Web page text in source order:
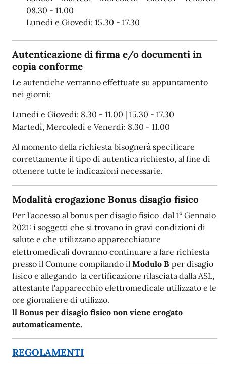
08.30 - 11.00
Lunedì e Giovedì: 15.30 - 17.30
Autenticazione di firma e/o documenti in
copia conforme
Le autentiche verranno effettuate su appuntamento
nei giorni:
Lunedì e Giovedì: 8.30 - 11.00 | 15.30 - 17.30
Martedì, Mercoledì e Venerdì: 8.30 - 11.00
Al momento della richiesta bisognerà specificare
correttamente il tipo di autentica richiesto, al fine di
ottenere tutte le indicazioni necessarie.
Modalità erogazione Bonus disagio fisico
Per l'accesso al bonus per disagio fisico dal 1° Gennaio
2021: i soggetti che si trovano in gravi condizioni di
salute e che utilizzano apparecchiature
elettromedicali dovranno continuare a fare richiesta
presso il Comune compilando il Modulo B per disagio
fisico e allegando la certificazione rilasciata dalla ASL,
attestante l'apparecchio elettromedicale utilizzato e le
ore giornaliere di utilizzo.
ll Bonus per disagio fisico non viene erogato
automaticamente.
REGOLAMENTI